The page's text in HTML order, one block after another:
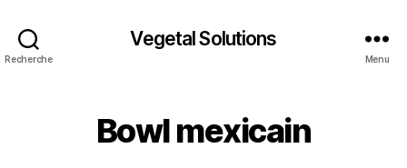
Recherche
Vegetal Solutions
Menu
Bowl mexicain